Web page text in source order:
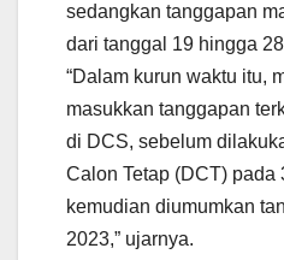
sedangkan tanggapan
dari tanggal 19 hingga
“Dalam kurun waktu itu,
masukkan tanggapan
di DCS, sebelum
Calon Tetap (DCT) pada
kemudian diumumkan
2023,” ujarnya.